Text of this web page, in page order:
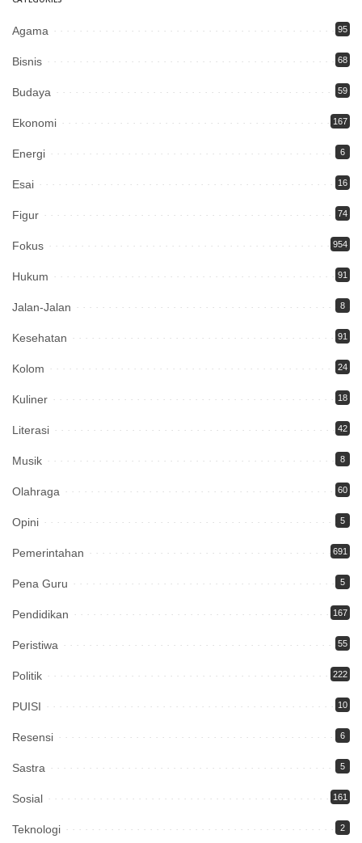
Agama 95
Bisnis 68
Budaya 59
Ekonomi 167
Energi 6
Esai 16
Figur 74
Fokus 954
Hukum 91
Jalan-Jalan 8
Kesehatan 91
Kolom 24
Kuliner 18
Literasi 42
Musik 8
Olahraga 60
Opini 5
Pemerintahan 691
Pena Guru 5
Pendidikan 167
Peristiwa 55
Politik 222
PUISI 10
Resensi 6
Sastra 5
Sosial 161
Teknologi 2